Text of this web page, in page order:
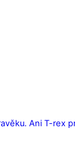
Ani T-rex